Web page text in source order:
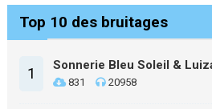
Top 10 des bruitages
1 Sonnerie Bleu Soleil &
831 20958